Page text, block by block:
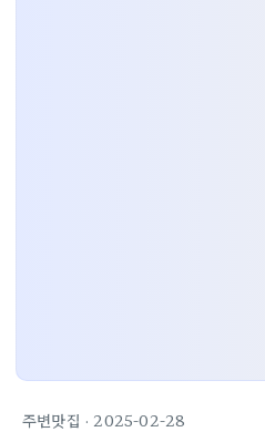
주변맛집 · 2025-02-28